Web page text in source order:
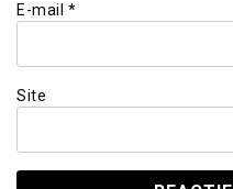
E-mail *
Site